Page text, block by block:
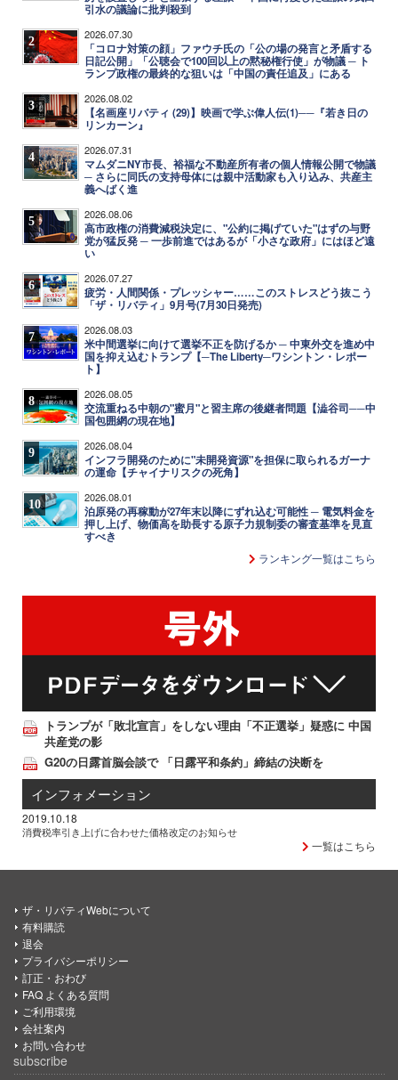
引水の議論に批判殺到
2 2026.07.30
「コロナ対策の顔」ファウチ氏の「公の場の発言と矛盾する
日記公開」「公聴会で100回以上の黙秘権行使」が物議 ─ ト
ランプ政権の最終的な狙いは「中国の責任追及」にある
3 2026.08.02
【名画座リバティ (29)】映画で学ぶ偉人伝(1)──『若き日の
リンカーン』
4 2026.07.31
マムダニNY市長、裕福な不動産所有者の個人情報公開で物議
─ さらに同氏の支持母体には親中活動家も入り込み、共産主
義へばく進
5 2026.08.06
高市政権の消費減税決定に、"公約に掲げていた"はずの与野
党が猛反発 ─ 一歩前進ではあるが「小さな政府」にはほど遠
い
6 2026.07.27
疲労・人間関係・プレッシャー……このストレスどう抜こう
「ザ・リバティ」9月号(7月30日発売)
7 2026.08.03
米中間選挙に向けて選挙不正を防げるか ─ 中東外交を進め中
国を抑え込むトランプ【─The Liberty─ワシントン・レポー
ト】
8 2026.08.05
交流重ねる中朝の"蜜月"と習主席の後継者問題【澁谷司──中
国包囲網の現在地】
9 2026.08.04
インフラ開発のために"未開発資源"を担保に取られるガーナ
の運命【チャイナリスクの死角】
10 2026.08.01
泊原発の再稼動が27年末以降にずれ込む可能性 ─ 電気料金を
押し上げ、物価高を助長する原子力規制委の審査基準を見直
すべき
ランキング一覧はこちら
トランプが「敗北宣言」をしない理由「不正選挙」疑惑に 中国
共産党の影
G20の日露首脳会談で 「日露平和条約」締結の決断を
インフォメーション
2019.10.18
消費税率引き上げに合わせた価格改定のお知らせ
一覧はこちら
ザ・リバティWebについて
有料購読
退会
プライバシーポリシー
訂正・おわび
FAQ よくある質問
ご利用環境
会社案内
お問い合わせ
subscribe